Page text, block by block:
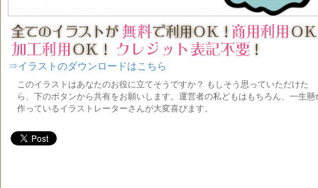
⇒イラストのダウンロードはこちら